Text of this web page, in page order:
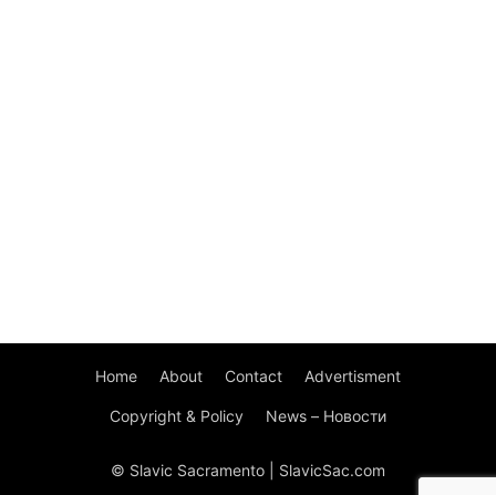
Home About Contact Advertisment
Copyright & Policy News – Новости
© Slavic Sacramento | SlavicSac.com